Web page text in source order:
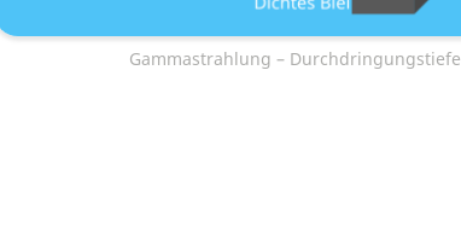
Gammastrahlung – Durchdringungstiefe